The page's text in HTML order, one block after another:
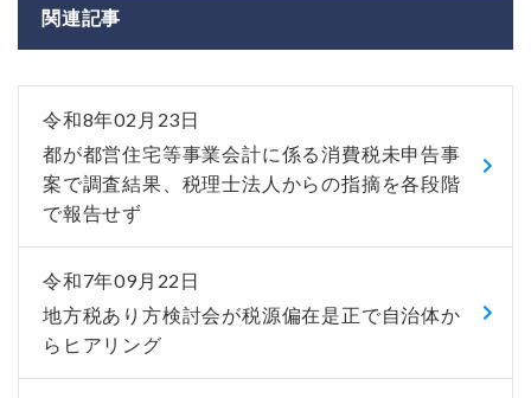
関連記事
令和8年02月23日
都が都営住宅等事業会計に係る消費税未申告事
案で調査結果、税理士法人からの指摘を各段階
で報告せず
令和7年09月22日
地方税あり方検討会が税源偏在是正で自治体か
らヒアリング